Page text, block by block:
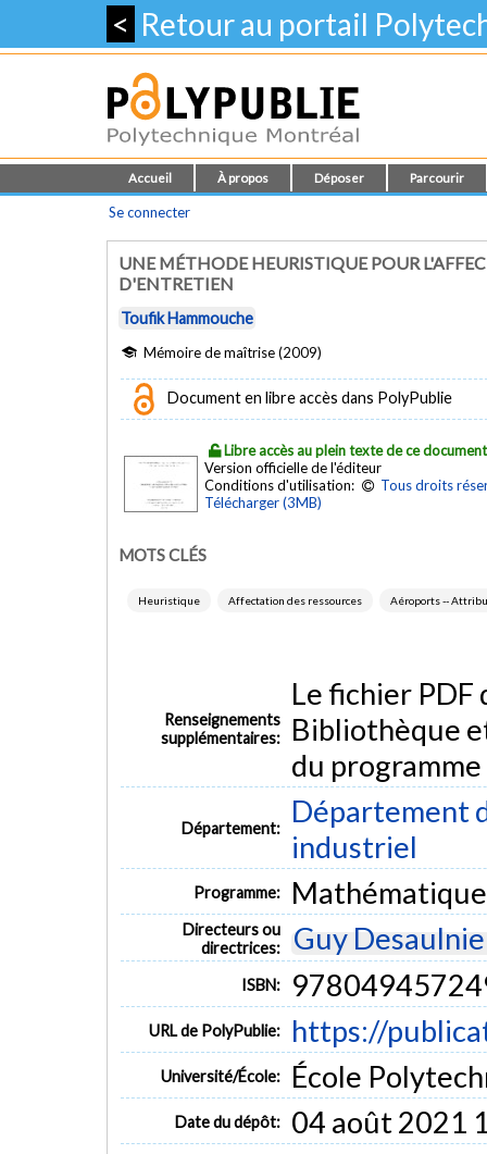
< Retour au portail
Accueil À propos Déposer Parcourir
Se connecter
UNE MÉTHODE HEURISTIQUE POUR
D'ENTRETIEN
Toufik Hammouche
Mémoire de maîtrise (2009)
Document en libre accès dans PolyPublie
Libre accès au plein texte de ce document
Version officielle de l'éditeur
Conditions d'utilisation:
Tous droits
Télécharger (3MB)
MOTS CLÉS
Heuristique Affectation des ressources Aéroports --
Renseignements
supplémentaires:
Le fichier
Bibliothèque
du programme
Département:
Département
industriel
Programme:
Directeurs ou
directrices:
Guy
ISBN:
URL de PolyPublie: https://
Université/École: École
Date du dépôt: 04 août 2021